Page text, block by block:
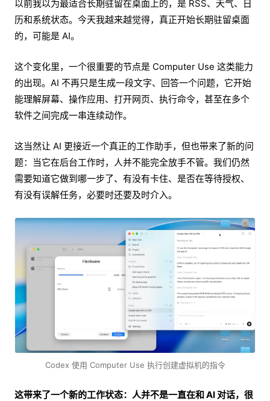
以前我以为最适合长期驻留在桌面上的，是 RSS、天气、日
历和系统状态。今天我越来越觉得，真正开始长期驻留桌面
的，可能是 AI。
这个变化里，一个很重要的节点是 Computer Use 这类能力
的出现。AI 不再只是生成一段文字、回答一个问题，它开始
能理解屏幕、操作应用、打开网页、执行命令，甚至在多个
软件之间完成一串连续动作。
这当然让 AI 更接近一个真正的工作助手，但也带来了新的问
题：当它在后台工作时，人并不能完全放手不管。我们仍然
需要知道它做到哪一步了、有没有卡住、是否在等待授权、
有没有误解任务，必要时还要及时介入。
Codex 使用 Computer Use 执行创建虚拟机的指令
这带来了一个新的工作状态：人并不是一直在和 AI 对话，很